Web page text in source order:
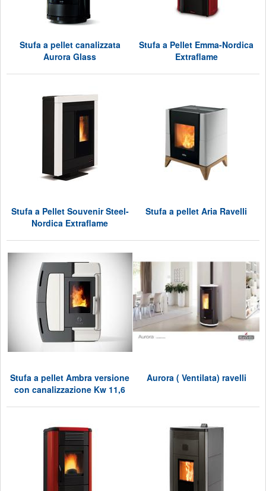
Stufa a pellet canalizzata
Aurora Glass
Stufa a Pellet Emma-Nordica
Extraflame
Stufa a Pellet Souvenir Steel-
Nordica Extraflame
Stufa a pellet Aria Ravelli
Stufa a pellet Ambra versione
con canalizzazione Kw 11,6
Aurora ( Ventilata) ravelli